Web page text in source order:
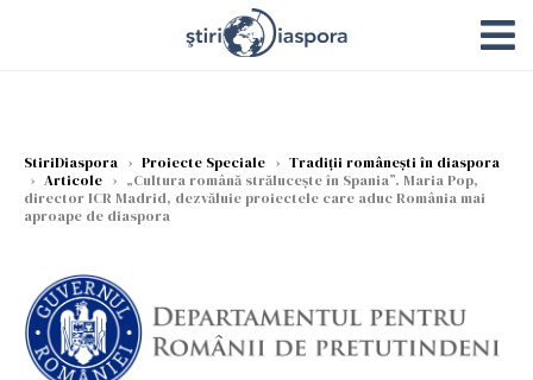
StiriDiaspora › Proiecte Speciale › Tradiții românești în diaspora
› Articole › „Cultura română strălucește în Spania”. Maria Pop,
director ICR Madrid, dezvăluie proiectele care aduc România mai
aproape de diaspora